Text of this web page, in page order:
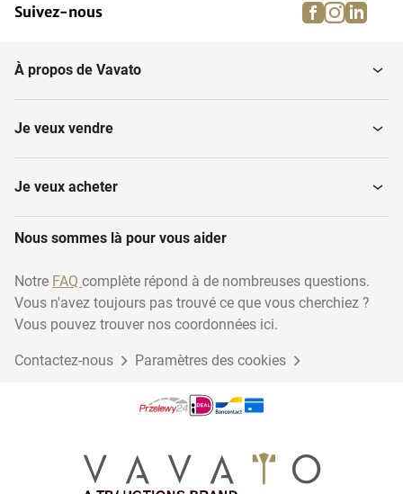
Suivez-nous facebook
À propos de Vavato
Je veux vendre
Je veux acheter
Nous sommes là pour vous aider
Notre FAQ complète répond à de nombreuses questions.
Vous n'avez toujours pas trouvé ce que vous cherchiez ?
Vous pouvez trouver nos coordonnées ici.
Contactez-nous Paramètres des cookies